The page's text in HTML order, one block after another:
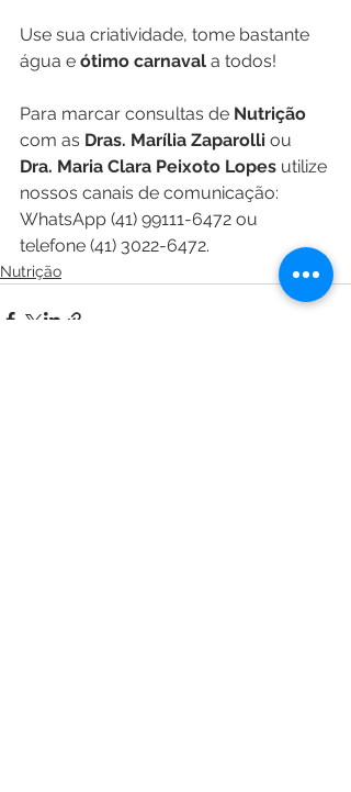
Use sua criatividade, tome bastante
água e ótimo carnaval a todos!
Para marcar consultas de Nutrição
com as Dras. Marília Zaparolli ou
Dra. Maria Clara Peixoto Lopes utilize
nossos canais de comunicação:
WhatsApp (41) 99111-6472 ou
telefone (41) 3022-6472.
Nutrição